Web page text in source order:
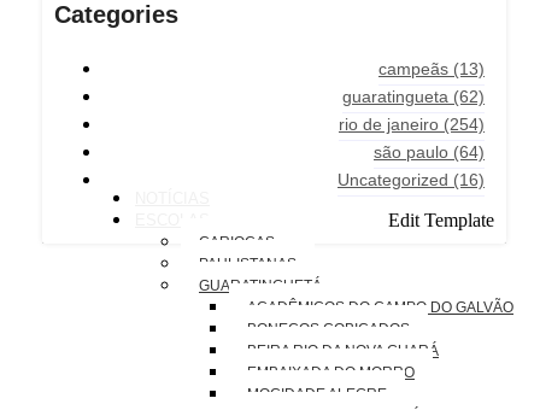
Categories
campeãs (13)
guaratingueta (62)
rio de janeiro (254)
são paulo (64)
Uncategorized (16)
Edit Template
CARIOCAS
PAULISTANAS
GUARATINGUETÁ
ACADÊMICOS DO CAMPO DO GALVÃO
BONECOS COBIÇADOS
BEIRA RIO DA NOVA GUARÁ
EMBAIXADA DO MORRO
MOCIDADE ALEGRE